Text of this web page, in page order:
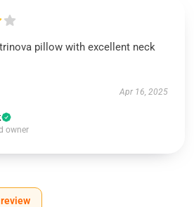
pillow with excellent neck
Apr 16, 2025
owner